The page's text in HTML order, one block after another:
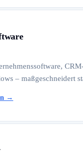
– maßgeschneidert
→